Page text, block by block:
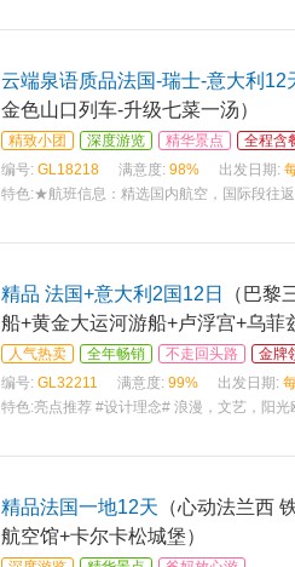
云端泉语质品法国-瑞士-意大利12
金色山口列车-升级七菜一汤）
精致小团 深度游览 精华景点
全程含
编号: GL18218 满意度: 98% 出发日期:
特色:★航班信息：精选国内航空，国际段往
精品 法国+意大利2国12日
（巴黎
船+黄金大运河游船+卢浮宫+乌菲
人气热卖 全年畅销 不走回头路
金牌
编号: GL32211 满意度: 99% 出发日期:
特色:亮点推荐 #设计理念# 浪漫，文艺，阳
精品法国一地12天 （心动法兰西
航空馆+卡尔卡松城堡）